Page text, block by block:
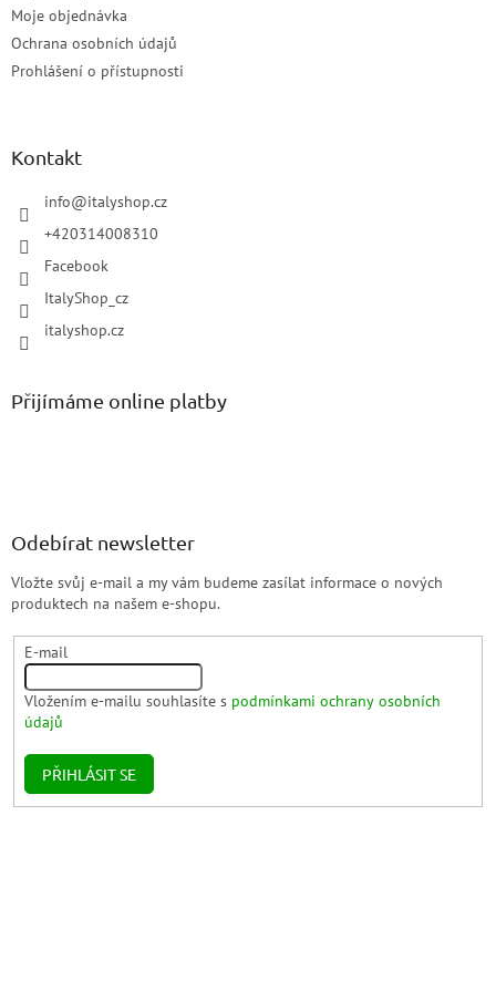
Moje objednávka
Ochrana osobních údajů
Prohlášení o přístupnosti
Kontakt
info@italyshop.cz
+420314008310
Facebook
ItalyShop_cz
italyshop.cz
Přijímáme online platby
Odebírat newsletter
Vložte svůj e-mail a my vám budeme zasílat informace o nových
produktech na našem e-shopu.
E-mail
Vložením e-mailu souhlasíte s podmínkami ochrany osobních
údajů
PŘIHLÁSIT SE